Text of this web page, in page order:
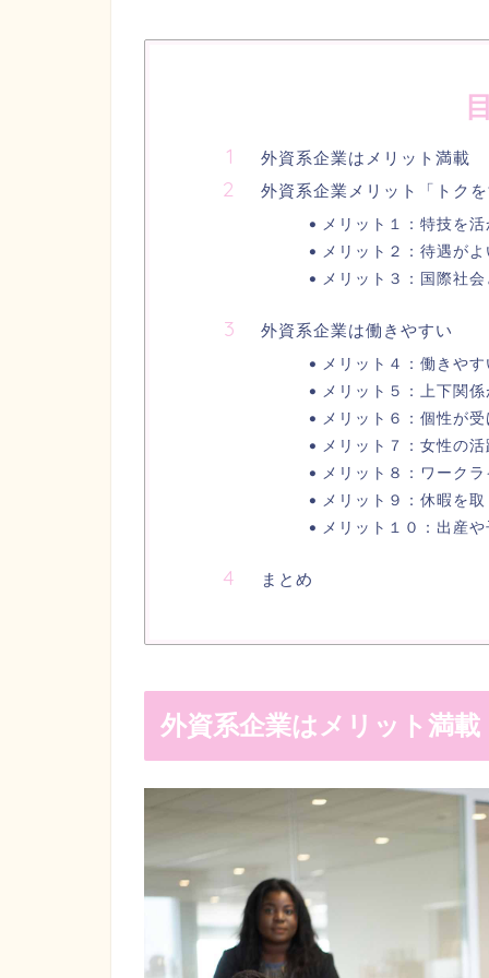
外資系企業はメリット満載
外資系企業メリット「トク
メリット１：特技を
メリット２：待遇が
メリット３：国際社
外資系企業は働きやすい
メリット４：働きや
メリット５：上下関
メリット６：個性が
メリット７：女性の
メリット８：ワーク
メリット９：休暇を
メリット１０：出産
まとめ
外資系企業はメリット満載